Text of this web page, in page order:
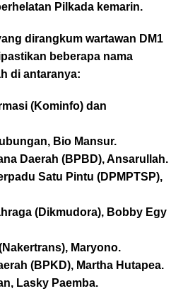
Pilkada kemarin.
dirangkum wartawan DM1
beberapa nama
di antaranya:
(Kominfo) dan
Bio Mansur.
Daerah (BPBD), Ansarullah.
Satu Pintu (DPMPTSP),
(Dikmudora), Bobby Egy
Maryono.
(BPKD), Martha Hutapea.
Lasky Paemba.